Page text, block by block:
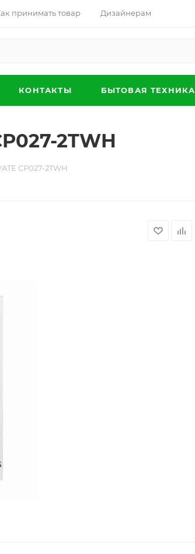
принимать товар Дизайнерам
КОНТАКТЫ БЫТОВАЯ ТЕХНИКА
2TWH
CP027-2TWH